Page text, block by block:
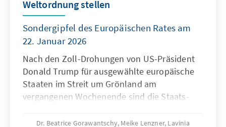
imperative.“ Und so standen Vertiefung des
Binnenmarkts, Bürokratieabbau und
internationaler Handel ganz oben auf der
Agenda. Es liegt in der Natur informeller
Gipfel, dass keine schriftlichen
Schlussfolgerungen formuliert werden,
dennoch kann das Treffen als entscheidende
Weichenstellung für den offiziellen EU-
Weltordnung stellen
Sondergipfel des Europäischen Rates am
22. Januar 2026
Nach den Zoll-Drohungen von US-Präsident
Donald Trump für ausgewählte europäische
Staaten im Streit um Grönland am
vergangenen Wochenende sind die Staats-
am 22. Januar zu einem Sondergipfel in
Dr. Beatrice Gorawantschy, Meike Lenzner, Lavinia